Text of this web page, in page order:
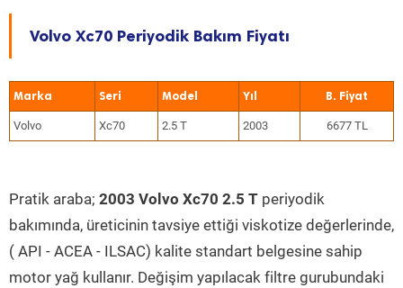
Volvo Xc70 Periyodik Bakım Fiyatı
Marka Seri Model Yıl
Volvo Xc70 2.5 T 2003 6677 TL
Pratik araba; 2003 Volvo Xc70 2.5 T periyodik
bakımında, üreticinin tavsiye ettiği viskotize değerlerinde,
( API - ACEA - ILSAC) kalite standart belgesine sahip
motor yağ kullanır. Değişim yapılacak filtre gurubundaki